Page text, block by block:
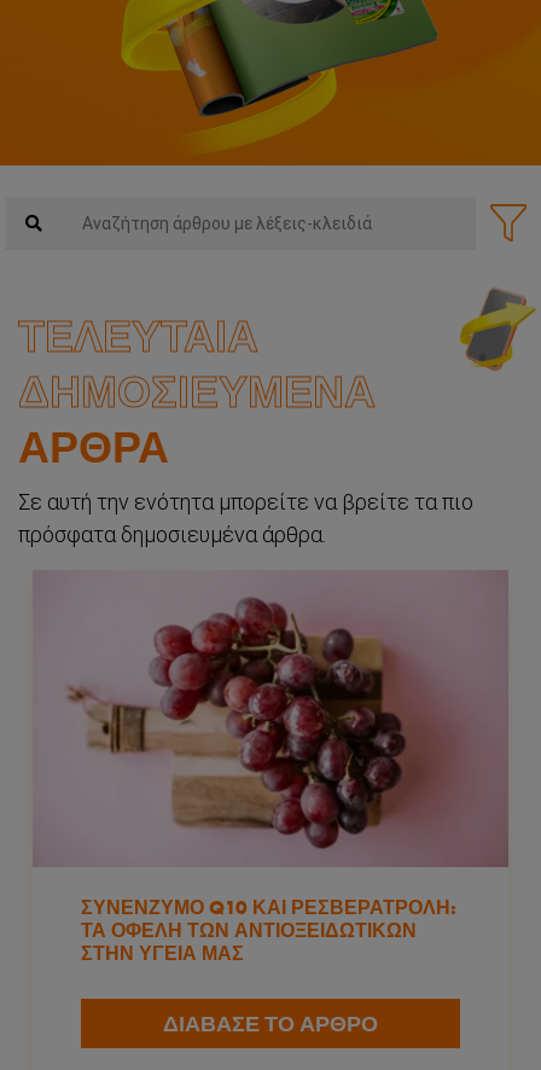
Αναζήτηση άρθρου με λέξεις-κλειδιά
ΤΕΛΕΥΤΑΙΑ
ΔΗΜΟΣΙΕΥΜΕΝΑ
ΑΡΘΡΑ
Σε αυτή την ενότητα μπορείτε να βρείτε τα πιο
πρόσφατα δημοσιευμένα άρθρα.
ΣΥΝΕΝΖΥΜΟ Q10 ΚΑΙ ΡΕΣΒΕΡΑΤΡΟΛΗ:
ΤΑ ΟΦΕΛΗ ΤΩΝ ΑΝΤΙΟΞΕΙΔΩΤΙΚΩΝ
ΣΤΗΝ ΥΓΕΙΑ ΜΑΣ
ΔΙΑΒΑΣΕ ΤΟ ΑΡΘΡΟ